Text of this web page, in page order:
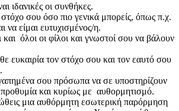
ιδανικές οι συνθήκες.
σου όσο πιο γενικά μπορείς, όπως π.χ.
να είμαι ευτυχισμένος/η.
και όλοι οι φίλοι και γνωστοί σου να βάλουν
ευκαιρία τον στόχο σου και τον εαυτό σου
σου πρόσωπα να σε υποστηρίζουν
και κυρίως με αυθορμητισμό.
μια αυθόρμητη εσωτερική παρόρμηση